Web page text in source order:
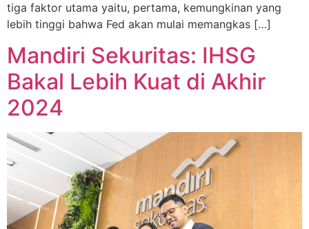
tiga faktor utama yaitu, pertama, kemungkinan yang
lebih tinggi bahwa Fed akan mulai memangkas […]
Mandiri Sekuritas: IHSG
Bakal Lebih Kuat di Akhir
2024